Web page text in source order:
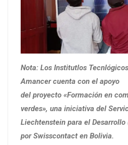
Nota: Los Institutlos
Amancer cuenta con el apoyo
del proyecto «Formación en
verdes», una iniciativa del
Liechtenstein para el Desarrollo
por Swisscontact en Bolivia.